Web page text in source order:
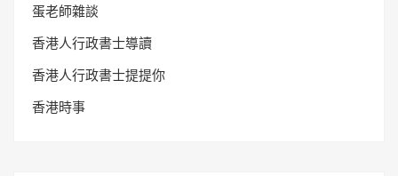
蛋老師雜談
香港人行政書士導讀
香港人行政書士提提你
香港時事